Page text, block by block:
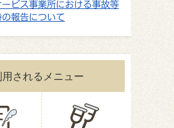
ビス事業所における事故等
報告について
用されるメニュー